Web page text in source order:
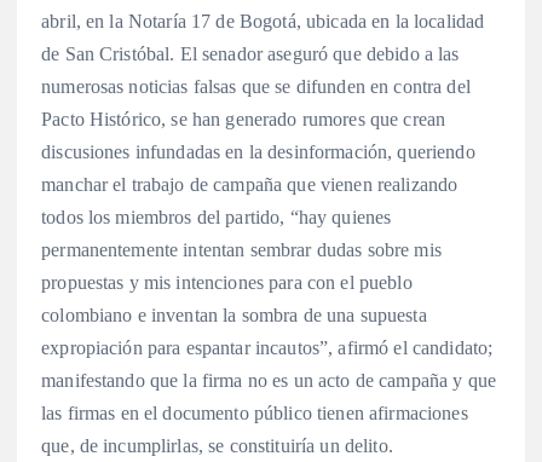
abril, en la Notaría 17 de Bogotá, ubicada en la localidad
de San Cristóbal. El senador aseguró que debido a las
numerosas noticias falsas que se difunden en contra del
Pacto Histórico, se han generado rumores que crean
discusiones infundadas en la desinformación, queriendo
manchar el trabajo de campaña que vienen realizando
todos los miembros del partido, “hay quienes
permanentemente intentan sembrar dudas sobre mis
propuestas y mis intenciones para con el pueblo
colombiano e inventan la sombra de una supuesta
expropiación para espantar incautos”, afirmó el candidato;
manifestando que la firma no es un acto de campaña y que
las firmas en el documento público tienen afirmaciones
que, de incumplirlas, se constituiría un delito.